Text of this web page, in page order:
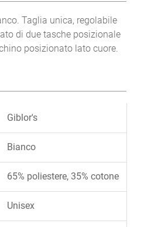
Taglia unica, regolabile
di due tasche posizionale
posizionato lato cuore.
Giblor's
Bianco
65% poliestere, 35% cotone
Unisex